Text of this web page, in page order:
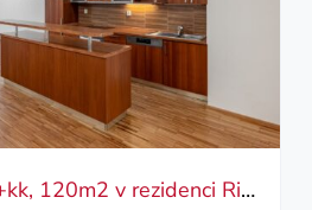
Pronájem bytu 3+kk, 120m2 v rezidenci River Diamond – Karlín